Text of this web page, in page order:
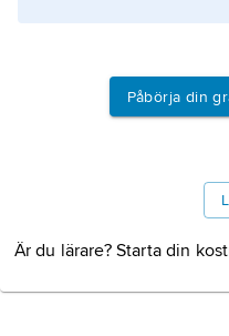
Påbörja din
Är du lärare? Starta din